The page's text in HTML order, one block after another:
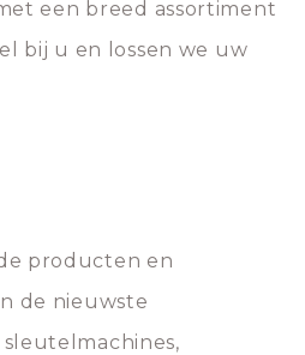
In veel
schade aan de
waardoor
moet worden.
kunt
een breed assortiment
bij u en lossen we uw
producten en
de nieuwste